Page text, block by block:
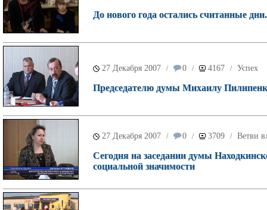
До нового года остались считанные
27 Декабря 2007 / 0 / 4167 / Успех
Председателю думы Михаилу
27 Декабря 2007 / 0 / 3709 / Ветви
Сегодня на заседании думы
социальной значимости